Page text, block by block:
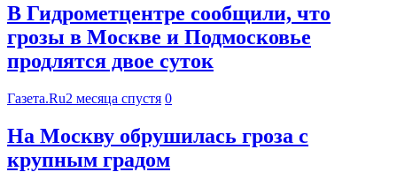
В Гидрометцентре сообщили, что
грозы в Москве и Подмосковье
продлятся двое суток
Газета.Ru2 месяца спустя 0
На Москву обрушилась гроза с
крупным градом